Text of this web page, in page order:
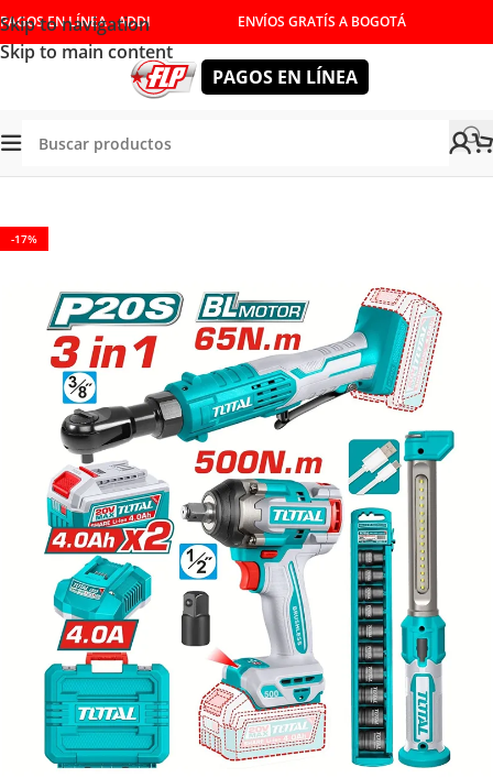
Skip to navigation
Skip to main content
PAGOS EN LÍNEA - ADDI ENVÍOS GRATÍS A BOGOTÁ
PAGOS EN LÍNEA
HERRAMIENTAS INALÁMBRICAS LLAVES DE IMPACTO
-17%